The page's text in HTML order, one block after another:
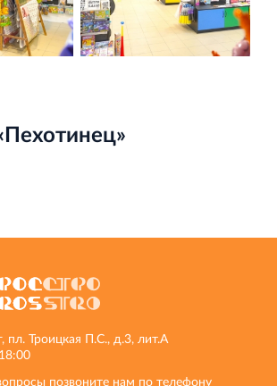
пл. Троицкая П.С., д.3, лит.А
позвоните нам по телефону